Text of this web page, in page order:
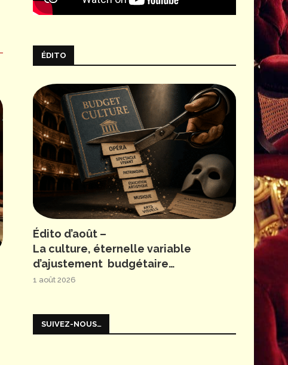
ÉDITO
Édito d’août –
La culture, éternelle variable
d’ajustement budgétaire…
1 août 2026
SUIVEZ-NOUS…